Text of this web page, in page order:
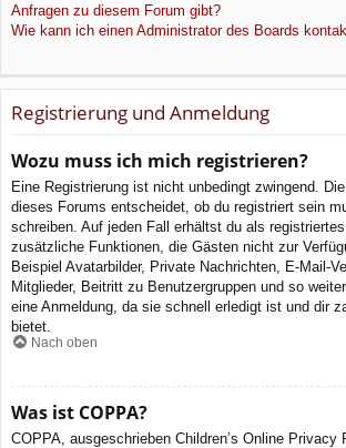
Anfragen zu diesem Forum gibt?
Wie kann ich einen Administrator des Boards
Registrierung und Anmeldung
Wozu muss ich mich registrieren?
Eine Registrierung ist nicht unbedingt zwingend.
dieses Forums entscheidet, ob du registriert sein
schreiben. Auf jeden Fall erhältst du als
zusätzliche Funktionen, die Gästen nicht zur
Beispiel Avatarbilder, Private Nachrichten, E-Mail-
Mitglieder, Beitritt zu Benutzergruppen und so
eine Anmeldung, da sie schnell erledigt ist und dir
bietet.
Nach oben
Was ist COPPA?
COPPA, ausgeschrieben Children’s Online Privacy